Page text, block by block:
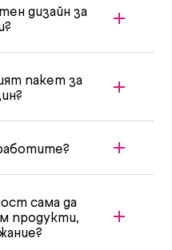
дизайн за
пакет за
сама да
продукти,